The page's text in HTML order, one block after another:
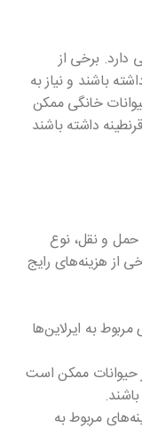
دارد. برخی از
باشند و نیاز به
خانگی ممکن
داشته باشند
حمل و نقل، نوع
از هزینه‌های رایج
به ایرلاین‌ها
حیوانات ممکن است
مربوط به